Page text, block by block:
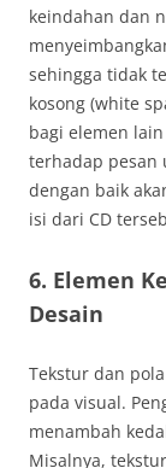
keindahan dan
sehingga tidak
kosong (white
bagi elemen
terhadap pesan
dengan baik
isi dari CD
6. Elemen
Desain
Tekstur dan
pada visual.
menambah
Misalnya,